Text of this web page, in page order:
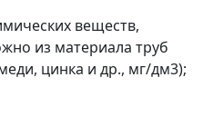
веществ,
из материала труб
цинка и др., мг/дм3);